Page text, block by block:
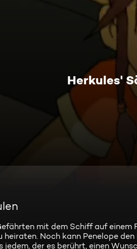
Herkules'
mit dem Schiff auf einem
heiraten. Noch kann Penelope
jedem, der es berührt, einen